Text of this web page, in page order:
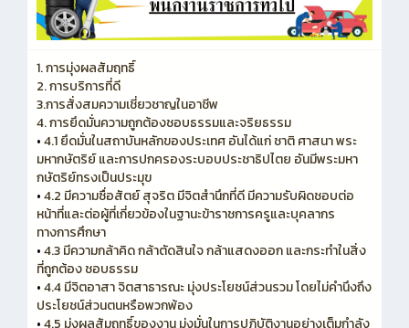
1. การมุ่งผลสัมฤทธิ์
2. การบริการที่ดี
3.การสั่งสมความเชี่ยวชาญในอาชีพ
4. การยึดมั่นความถูกต้องชอบธรรมและจริยธรรม
•4.1 ยึดมั่นในสถาบันหลักของประเทศ อันได้แก่ ชาติ ศาสนา พระ
มหากษัตริย์ และการปกครองระบอบประชาธิปไตย อันมีพระมหา
กษัตริย์ทรงเป็นประมุข
•4.2 มีความซื่อสัตย์ สุจริต มีจิตสำนึกที่ดี มีความรับผิดชอบต่อ
หน้าที่และต่อผู้ที่เกี่ยวข้องในฐานะข้าราชการครูและบุคลากร
ทางการศึกษา
•4.3 มีความกล้าคิด กล้าตัดสินใจ กล้าแสดงออก และกระทำในสิ่ง
ที่ถูกต้อง ชอบธรรม
•4.4 มีจิตอาสา จิตสาธารณะ มุ่งประโยชน์ส่วนรวม โดยไม่คำนึงถึง
ประโยชน์ส่วนตนหรือพวกพ้อง